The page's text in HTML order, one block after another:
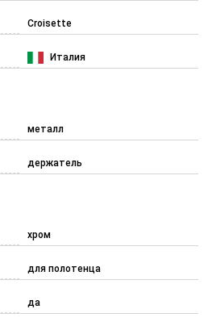
Croisette
Италия
металл
держатель
хром
для полотенца
да